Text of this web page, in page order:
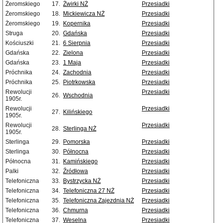
Żeromskiego
17. Żwirki NŻ
Przesiadki
Żeromskiego
18. Mickiewicza NŻ
Przesiadki
Żeromskiego
19. Kopernika
Przesiadki
Struga
20. Gdańska
Przesiadki
Kościuszki
21. 6 Sierpnia
Przesiadki
Gdańska
22. Zielona
Przesiadki
Gdańska
23. 1 Maja
Przesiadki
Próchnika
24. Zachodnia
Przesiadki
Próchnika
25. Piotrkowska
Przesiadki
Rewolucji
1905r.
26. Wschodnia Przesiadki
Rewolucji
1905r.
27. Kilińskiego Przesiadki
Rewolucji
1905r.
28. Sterlinga NŻ Przesiadki
Sterlinga 29. Pomorska
Przesiadki
Sterlinga
30. Północna
Przesiadki
Północna
31. Kamińskiego
Przesiadki
Palki
32. Źródłowa
Przesiadki
Telefoniczna
33. Bystrzycka NŻ
Przesiadki
Telefoniczna
34. Telefoniczna 27 NŻ
Przesiadki
Telefoniczna
35. Telefoniczna Zajezdnia NŻ
Przesiadki
Telefoniczna
36. Chmurna
Przesiadki
Telefoniczna
37. Weselna
Przesiadki